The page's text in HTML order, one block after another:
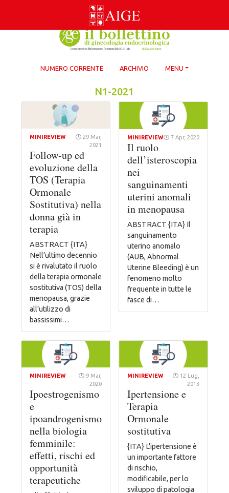
NUMERO CORRENTE ARCHIVIO MENU
N1-2021
MINIREVIEW
29 Mar,
2021
Follow-up ed
evoluzione della
TOS (Terapia
Ormonale
Sostitutiva) nella
donna già in
terapia
ABSTRACT {ITA}
Nell’ultimo decennio
si è rivalutato il ruolo
della terapia ormonale
sostitutiva (TOS) della
menopausa, grazie
all’utilizzo di
bassissimi…
MINIREVIEW 7 Apr, 2020
Il ruolo
dell’isteroscopia
nei
sanguinamenti
uterini anomali
in menopausa
ABSTRACT {ITA} Il
sanguinamento
uterino anomalo
(AUB, Abnormal
Uterine Bleeding) è un
fenomeno molto
frequente in tutte le
fasce di…
MINIREVIEW
9 Mar,
2020
Ipoestrogenismo
e
ipoandrogenismo
nella biologia
femminile:
effetti, rischi ed
opportunità
terapeutiche
MINIREVIEW
12 Lug,
2013
Ipertensione e
Terapia
Ormonale
sostitutiva
{ITA} L’ipertensione è
un importante fattore
di rischio,
modificabile, per lo
sviluppo di patologia